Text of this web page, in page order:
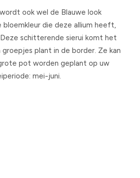
ook wel de Blauwe look
bloemkleur die deze allium heeft,
schitterende sierui komt het
plant in de border. Ze kan
pot worden geplant op uw
mei-juni.